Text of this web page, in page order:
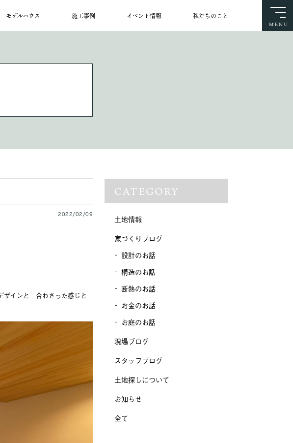
モデルハウス 施工事例 イベント情報 私たちのこと
2022/02/09
ザインと 合わさった感じと
CATEGORY
土地情報
家づくりブログ
設計のお話
構造のお話
断熱のお話
お金のお話
お庭のお話
現場ブログ
スタッフブログ
土地探しについて
お知らせ
全て